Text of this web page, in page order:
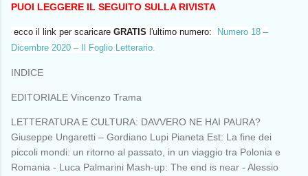
PUOI LEGGERE IL SEGUITO SULLA RIVISTA
ecco il link per scaricare GRATIS l'ultimo numero:
Numero 18 –
Dicembre 2020 – Il Foglio Letterario.
INDICE
EDITORIALE Vincenzo Trama
LETTERATURA E CULTURA: DAVVERO NE HAI PAURA?
Giuseppe Ungaretti – Gordiano Lupi Pianeta Est: La fine dei
piccoli mondi: un ritorno al passato, in un viaggio tra Polonia e
Romania - Luca Palmarini Mash-up: The end is near - Alessio